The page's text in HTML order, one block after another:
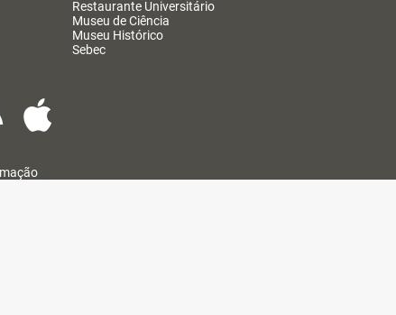
Restaurante Universitário
Museu de Ciência
Museu Histórico
Sebec